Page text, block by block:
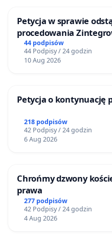
Petycja w sprawie
procedowania
Inwestycyjnych
„Myślenice – Bukówka”
44 podpisów
44 Podpisy / 24 godzin
10 Aug 2026
Petycja o kontynuację
218 podpisów
42 Podpisy / 24 godzin
6 Aug 2026
Chrońmy dzwony
prawa
277 podpisów
42 Podpisy / 24 godzin
4 Aug 2026